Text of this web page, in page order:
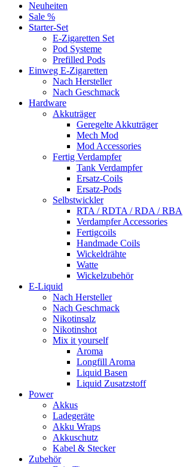
Neuheiten
Sale %
Starter-Set
E-Zigaretten Set
Pod Systeme
Prefilled Pods
Einweg E-Zigaretten
Nach Hersteller
Nach Geschmack
Hardware
Akkuträger
Geregelte Akkuträger
Mech Mod
Mod Accessories
Fertig Verdampfer
Tank Verdampfer
Ersatz-Coils
Ersatz-Pods
Selbstwickler
RTA / RDTA / RDA / RBA
Verdampfer Accessories
Fertigcoils
Handmade Coils
Wickeldrähte
Watte
Wickelzubehör
E-Liquid
Nach Hersteller
Nach Geschmack
Nikotinsalz
Nikotinshot
Mix it yourself
Aroma
Longfill Aroma
Liquid Basen
Liquid Zusatzstoff
Power
Akkus
Ladegeräte
Akku Wraps
Akkuschutz
Kabel & Stecker
Zubehör